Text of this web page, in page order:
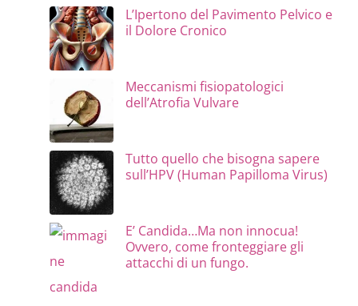
L’Ipertono del Pavimento Pelvico e
il Dolore Cronico
Meccanismi fisiopatologici
dell’Atrofia Vulvare
Tutto quello che bisogna sapere
sull’HPV (Human Papilloma Virus)
E’ Candida…Ma non innocua!
Ovvero, come fronteggiare gli
attacchi di un fungo.